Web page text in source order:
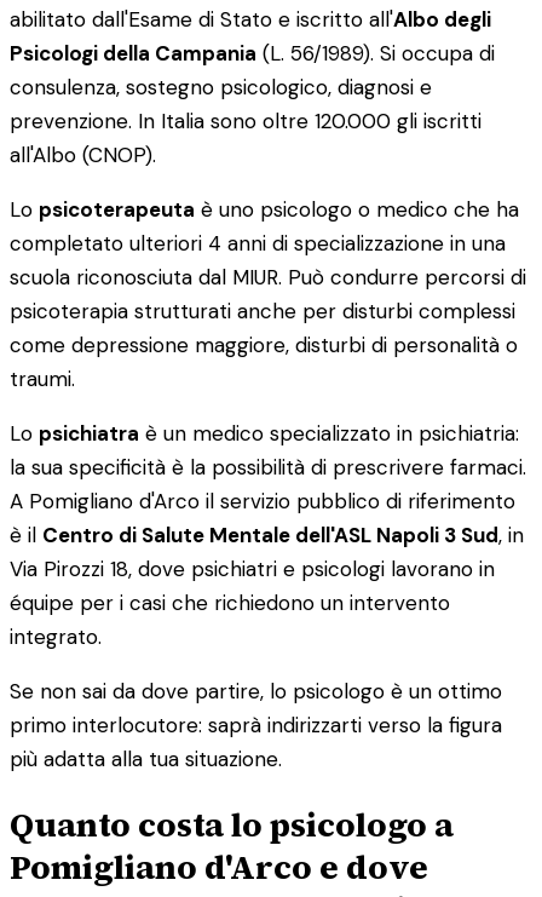
abilitato dall'Esame di Stato e iscritto all'Albo degli
Psicologi della Campania (L. 56/1989). Si occupa di
consulenza, sostegno psicologico, diagnosi e
prevenzione. In Italia sono oltre 120.000 gli iscritti
all'Albo (CNOP).
Lo psicoterapeuta è uno psicologo o medico che ha
completato ulteriori 4 anni di specializzazione in una
scuola riconosciuta dal MIUR. Può condurre percorsi di
psicoterapia strutturati anche per disturbi complessi
come depressione maggiore, disturbi di personalità o
traumi.
Lo psichiatra è un medico specializzato in psichiatria:
la sua specificità è la possibilità di prescrivere farmaci.
A Pomigliano d'Arco il servizio pubblico di riferimento
è il Centro di Salute Mentale dell'ASL Napoli 3 Sud, in
Via Pirozzi 18, dove psichiatri e psicologi lavorano in
équipe per i casi che richiedono un intervento
integrato.
Se non sai da dove partire, lo psicologo è un ottimo
primo interlocutore: saprà indirizzarti verso la figura
più adatta alla tua situazione.
Quanto costa lo psicologo a
Pomigliano d'Arco e dove